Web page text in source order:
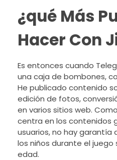
¿qué Más
Hacer Con
Es entonces cuando
una caja de bombones,
He publicado contenido
edición de fotos,
en varios sitios web.
centra en los contenidos
usuarios, no hay garantía
los niños durante el
edad.